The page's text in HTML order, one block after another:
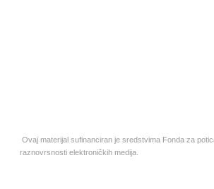
Ovaj materijal sufinanciran je sredstvima Fonda za
raznovrsnosti elektroničkih medija.